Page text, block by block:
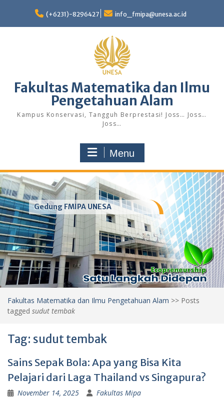
content
(+6231)-8296427 info_fmipa@unesa.ac.id
Fakultas Matematika dan Ilmu
Pengetahuan Alam
Kampus Konservasi, Tangguh Berprestasi! Joss… Joss…
Joss…
Menu
Gedung FMIPA UNESA
Fakultas Matematika dan Ilmu Pengetahuan Alam >> Posts
tagged sudut tembak
Tag: sudut tembak
Sains Sepak Bola: Apa yang Bisa Kita
Pelajari dari Laga Thailand vs Singapura?
November 14, 2025 Fakultas Mipa